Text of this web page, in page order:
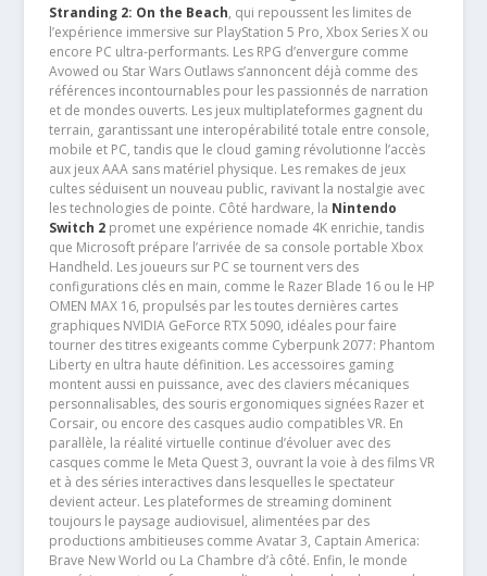
Stranding 2: On the Beach, qui repoussent les limites de
l’expérience immersive sur PlayStation 5 Pro, Xbox Series X ou
encore PC ultra-performants. Les RPG d’envergure comme
Avowed ou Star Wars Outlaws s’annoncent déjà comme des
références incontournables pour les passionnés de narration
et de mondes ouverts. Les jeux multiplateformes gagnent du
terrain, garantissant une interopérabilité totale entre console,
mobile et PC, tandis que le cloud gaming révolutionne l’accès
aux jeux AAA sans matériel physique. Les remakes de jeux
cultes séduisent un nouveau public, ravivant la nostalgie avec
les technologies de pointe. Côté hardware, la Nintendo
Switch 2promet une expérience nomade 4K enrichie, tandis
que Microsoft prépare l’arrivée de sa console portable Xbox
Handheld. Les joueurs sur PC se tournent vers des
configurations clés en main, comme le Razer Blade 16 ou le HP
OMEN MAX 16, propulsés par les toutes dernières cartes
graphiques NVIDIA GeForce RTX 5090, idéales pour faire
tourner des titres exigeants comme Cyberpunk 2077: Phantom
Liberty en ultra haute définition. Les accessoires gaming
montent aussi en puissance, avec des claviers mécaniques
personnalisables, des souris ergonomiques signées Razer et
Corsair, ou encore des casques audio compatibles VR. En
parallèle, la réalité virtuelle continue d’évoluer avec des
casques comme le Meta Quest 3, ouvrant la voie à des films VR
et à des séries interactives dans lesquelles le spectateur
devient acteur. Les plateformes de streaming dominent
toujours le paysage audiovisuel, alimentées par des
productions ambitieuses comme Avatar 3, Captain America:
Brave New World ou La Chambre d’à côté. Enfin, le monde